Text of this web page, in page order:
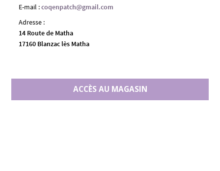
E-mail :coqenpatch@gmail.com
Adresse :
14 Route de Matha
17160 Blanzac lès Matha
ACCÈS AU MAGASIN